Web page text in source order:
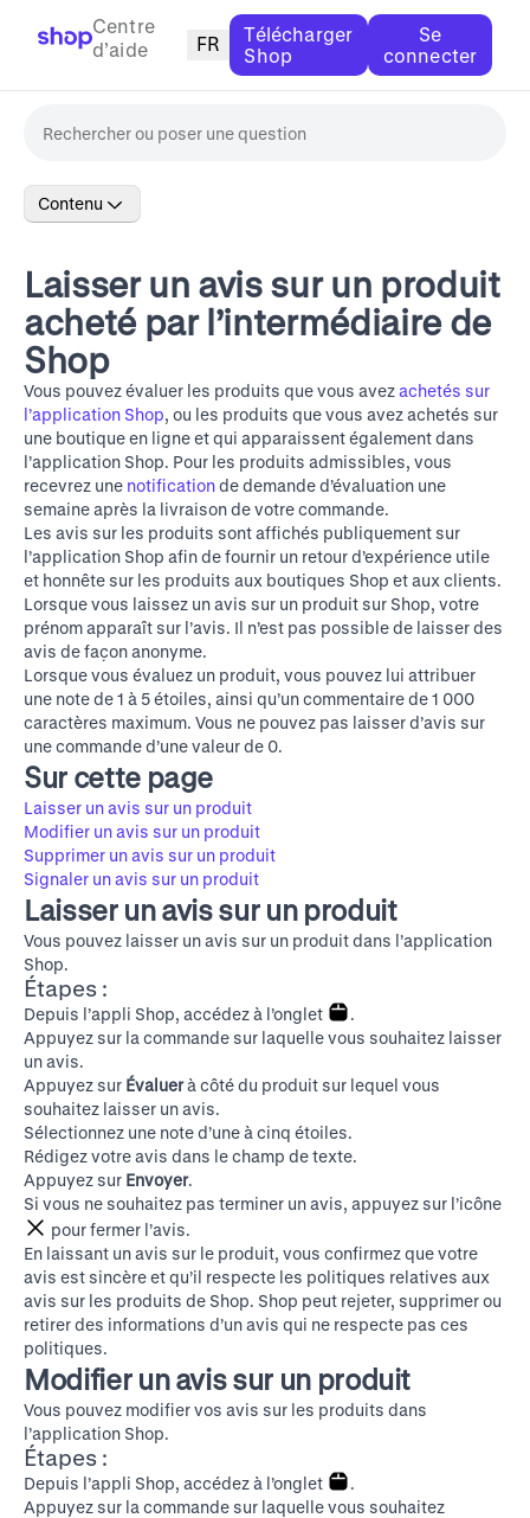
Centre
d’aide
FR
Télécharger
Shop
Se
connecter
Contenu
Laisser un avis sur un produit
acheté par l’intermédiaire de
Shop
Vous pouvez évaluer les produits que vous avezachetés sur
l’application Shop, ou les produits que vous avez achetés sur
une boutique en ligne et qui apparaissent également dans
l’application Shop. Pour les produits admissibles, vous
recevrez une notificationde demande d’évaluation une
semaine après la livraison de votre commande.
Les avis sur les produits sont affichés publiquement sur
l’application Shop afin de fournir un retour d’expérience utile
et honnête sur les produits aux boutiques Shop et aux clients.
Lorsque vous laissez un avis sur un produit sur Shop, votre
prénom apparaît sur l’avis. Il n’est pas possible de laisser des
avis de façon anonyme.
Lorsque vous évaluez un produit, vous pouvez lui attribuer
une note de 1 à 5 étoiles, ainsi qu’un commentaire de 1 000
caractères maximum. Vous ne pouvez pas laisser d’avis sur
une commande d’une valeur de 0.
Sur cette page
Laisser un avis sur un produit
Modifier un avis sur un produit
Supprimer un avis sur un produit
Signaler un avis sur un produit
Laisser un avis sur un produit
Vous pouvez laisser un avis sur un produit dans l’application
Shop.
Étapes :
Depuis l’appli Shop, accédez à l’onglet
.
Appuyez sur la commande sur laquelle vous souhaitez laisser
un avis.
Appuyez sur Évaluerà côté du produit sur lequel vous
souhaitez laisser un avis.
Sélectionnez une note d’une à cinq étoiles.
Rédigez votre avis dans le champ de texte.
Appuyez sur Envoyer.
Si vous ne souhaitez pas terminer un avis, appuyez sur l’icône
pour fermer l’avis.
En laissant un avis sur le produit, vous confirmez que votre
avis est sincère et qu’il respecte les politiques relatives aux
avis sur les produits de Shop. Shop peut rejeter, supprimer ou
retirer des informations d’un avis qui ne respecte pas ces
politiques.
Modifier un avis sur un produit
Vous pouvez modifier vos avis sur les produits dans
l’application Shop.
Étapes :
Depuis l’appli Shop, accédez à l’onglet
.
Appuyez sur la commande sur laquelle vous souhaitez